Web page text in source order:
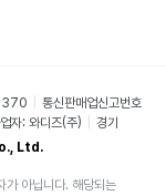
통신판매업신고번호
자: 와디즈(주)
경기
Ltd.
가 아닙니다. 해당되는